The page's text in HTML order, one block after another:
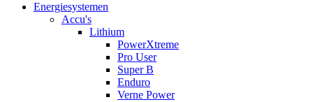
Energiesystemen
Accu's
Lithium
PowerXtreme
Pro User
Super B
Enduro
Verne Power